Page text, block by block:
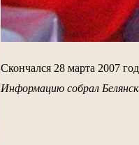
Скончался 28 марта 2007
Информацию собрал